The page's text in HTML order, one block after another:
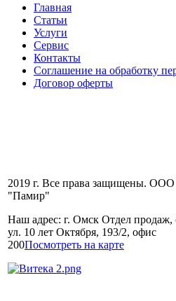
Главная
Статьи
Услуги
Сервис
Контакты
Соглашение на обработку
Договор оферты
2019 г. Все права защищены.
"Памир"
Наш адрес: г. Омск Отдел продаж,
ул. 10 лет Октября, 193/2, офис
200Посмотреть на карте